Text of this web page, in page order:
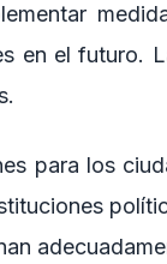
en el futuro.
para los